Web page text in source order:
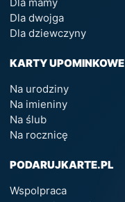
Dla dwojga
Dla dziewczyny
KARTY UPOMINKOWE
Na urodziny
Na imieniny
Na ślub
Na rocznicę
PODARUJKARTE.PL
Wspolpraca